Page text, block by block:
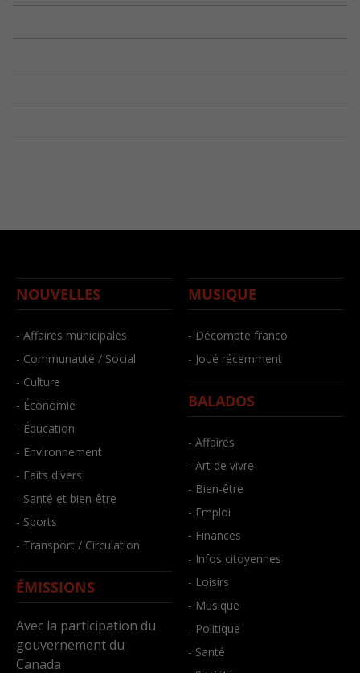
NOUVELLES
- Affaires municipales
- Communauté / Social
- Culture
- Économie
- Éducation
- Environnement
- Faits divers
- Santé et bien-être
- Sports
- Transport / Circulation
ÉMISSIONS
Avec la participation du
gouvernement du
Canada
MUSIQUE
- Décompte franco
- Joué récemment
BALADOS
- Affaires
- Art de vivre
- Bien-être
- Emploi
- Finances
- Infos citoyennes
- Loisirs
- Musique
- Politique
- Santé